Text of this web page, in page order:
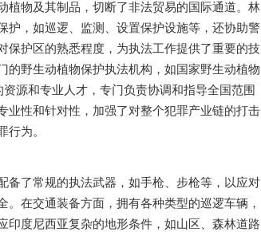
植物及其制品，切断了非法贸易的国际通道。林
护，如巡逻、监测、设置保护设施等，还协助警
保护区的熟悉程度，为执法工作提供了重要的技
的野生动植物保护执法机构，如国家野生动植物
源和专业人才，专门负责协调和指导全国范围
业性和针对性，加强了对整个犯罪产业链的打击
行为。
了常规的执法武器，如手枪、步枪等，以应对
在交通装备方面，拥有各种类型的巡逻车辆，
印度尼西亚复杂的地形条件，如山区、森林道路